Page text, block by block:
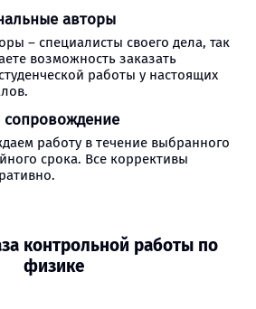
авторы
– специалисты своего дела, так
возможность заказать
работы у настоящих
сопровождение
работу в течение выбранного
срока. Все коррективы
контрольной работы по
физике